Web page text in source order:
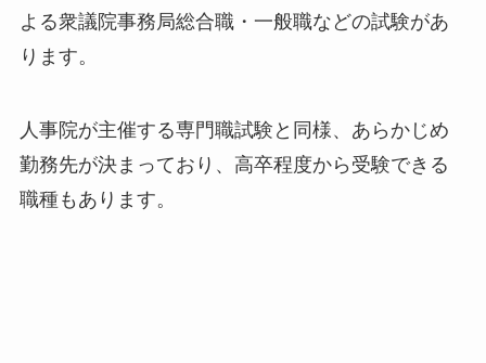
よる衆議院事務局総合職・一般職などの試験があ
ります。
人事院が主催する専門職試験と同様、あらかじめ
勤務先が決まっており、高卒程度から受験できる
職種もあります。